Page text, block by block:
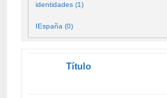
identidades (1)
IEspaña (0)
Título